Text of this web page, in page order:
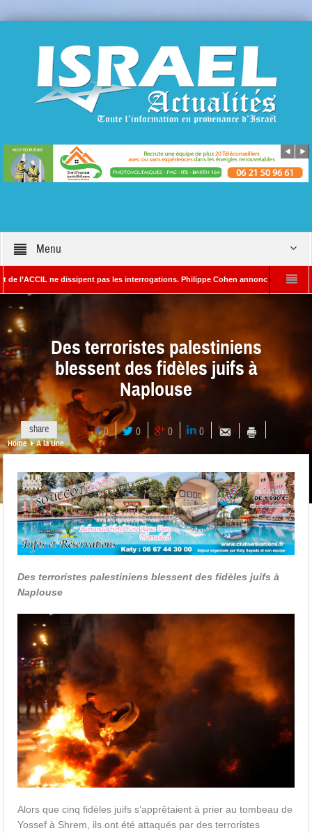
Menu
ne dissipent pas les interrogations. Philippe Cohen annonce se réserver le droit
Rédacteur en chef d’Israël Actualités L’Iran menace de frapper Tel-Aviv
Des terroristes palestiniens
blessent des fidèles juifs à
Naplouse
share 0 0 0 0
Home A la Une
Des terroristes palestiniens blessent des fidèles juifs à
Naplouse
Alors que cinq fidèles juifs s’apprêtaient à prier au tombeau de
Yossef à Shrem, ils ont été attaqués par des terroristes